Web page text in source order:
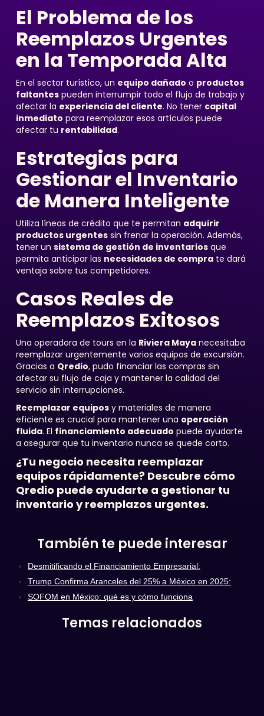
El Problema de los
Reemplazos Urgentes
en la Temporada Alta
En el sector turístico, un equipo dañado o productos
faltantespueden interrumpir todo el flujo de trabajo y
afectar la experiencia del cliente. No tener capital
inmediato para reemplazar esos artículos puede
afectar tu rentabilidad.
Estrategias para
Gestionar el Inventario
de Manera Inteligente
Utiliza líneas de crédito que te permitan adquirir
productos urgentessin frenar la operación. Además,
tener un sistema de gestión de inventariosque
permita anticipar las necesidades de comprate dará
ventaja sobre tus competidores.
Casos Reales de
Reemplazos Exitosos
Una operadora de tours en la Riviera Mayanecesitaba
reemplazar urgentemente varios equipos de excursión.
Gracias a Qredio, pudo financiar las compras sin
afectar su flujo de caja y mantener la calidad del
servicio sin interrupciones.
Reemplazar equiposy materiales de manera
eficiente es crucial para mantener una operación
fluida. El financiamiento adecuado puede ayudarte
a asegurar que tu inventario nunca se quede corto.
¿Tu negocio necesita reemplazar
equipos rápidamente? Descubre cómo
Qredio puede ayudarte a gestionar tu
inventario y reemplazos urgentes.
También te puede interesar
Desmitificando el Financiamiento Empresarial:
Trump Confirma Aranceles del 25% a México en 2025:
SOFOM en México: qué es y cómo funciona
Temas relacionados